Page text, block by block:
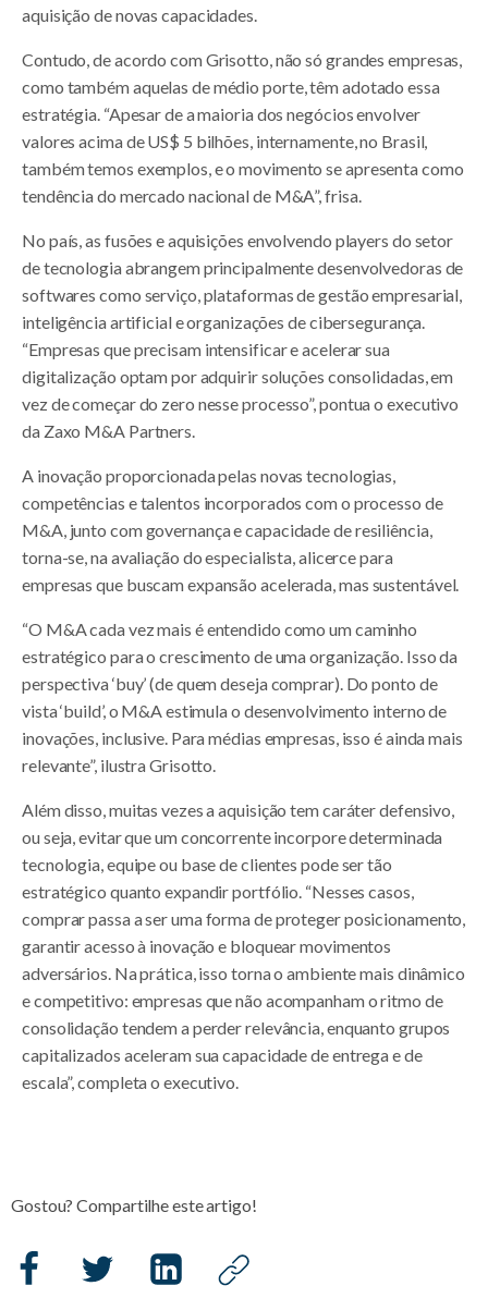
aquisição de novas capacidades.
Contudo, de acordo com Grisotto, não só grandes empresas,
como também aquelas de médio porte, têm adotado essa
estratégia. “Apesar de a maioria dos negócios envolver
valores acima de US$ 5 bilhões, internamente, no Brasil,
também temos exemplos, e o movimento se apresenta como
tendência do mercado nacional de M&A”, frisa.
No país, as fusões e aquisições envolvendo players do setor
de tecnologia abrangem principalmente desenvolvedoras de
softwares como serviço, plataformas de gestão empresarial,
inteligência artificial e organizações de cibersegurança.
“Empresas que precisam intensificar e acelerar sua
digitalização optam por adquirir soluções consolidadas, em
vez de começar do zero nesse processo”, pontua o executivo
da Zaxo M&A Partners.
A inovação proporcionada pelas novas tecnologias,
competências e talentos incorporados com o processo de
M&A, junto com governança e capacidade de resiliência,
torna-se, na avaliação do especialista, alicerce para
empresas que buscam expansão acelerada, mas sustentável.
“O M&A cada vez mais é entendido como um caminho
estratégico para o crescimento de uma organização. Isso da
perspectiva ‘buy’ (de quem deseja comprar). Do ponto de
vista ‘build’, o M&A estimula o desenvolvimento interno de
inovações, inclusive. Para médias empresas, isso é ainda mais
relevante”, ilustra Grisotto.
Além disso, muitas vezes a aquisição tem caráter defensivo,
ou seja, evitar que um concorrente incorpore determinada
tecnologia, equipe ou base de clientes pode ser tão
estratégico quanto expandir portfólio. “Nesses casos,
comprar passa a ser uma forma de proteger posicionamento,
garantir acesso à inovação e bloquear movimentos
adversários. Na prática, isso torna o ambiente mais dinâmico
e competitivo: empresas que não acompanham o ritmo de
consolidação tendem a perder relevância, enquanto grupos
capitalizados aceleram sua capacidade de entrega e de
escala”, completa o executivo.
Gostou? Compartilhe este artigo!